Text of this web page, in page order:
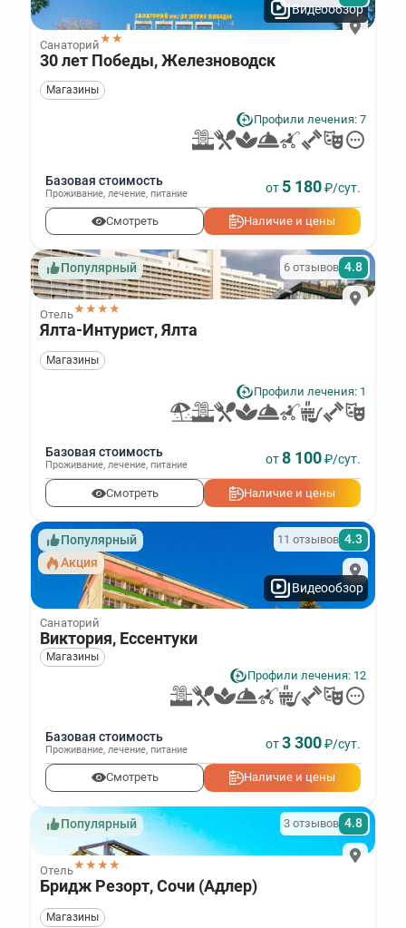
Видеообзор
Санаторий★★
30 лет Победы, Железноводск
Магазины
Профили лечения: 7
Базовая стоимость
Проживание, лечение, питание от 5 180₽/сут.
Смотреть Наличие и цены
Популярный
Отель★★★★
6 отзывов 4.8
Ялта-Интурист, Ялта
Магазины
Профили лечения: 1
Базовая стоимость
Проживание, лечение, питание от8 100₽/сут.
Смотреть Наличие и цены
Популярный
Акция
Видеообзор
Санаторий
11 отзывов 4.3
Виктория, Ессентуки
Магазины
Профили лечения: 12
Базовая стоимость
Проживание, лечение, питание от3 300₽/сут.
Смотреть Наличие и цены
Популярный
Отель★★★★
3 отзывов 4.8
Бридж Резорт, Сочи (Адлер)
Магазины